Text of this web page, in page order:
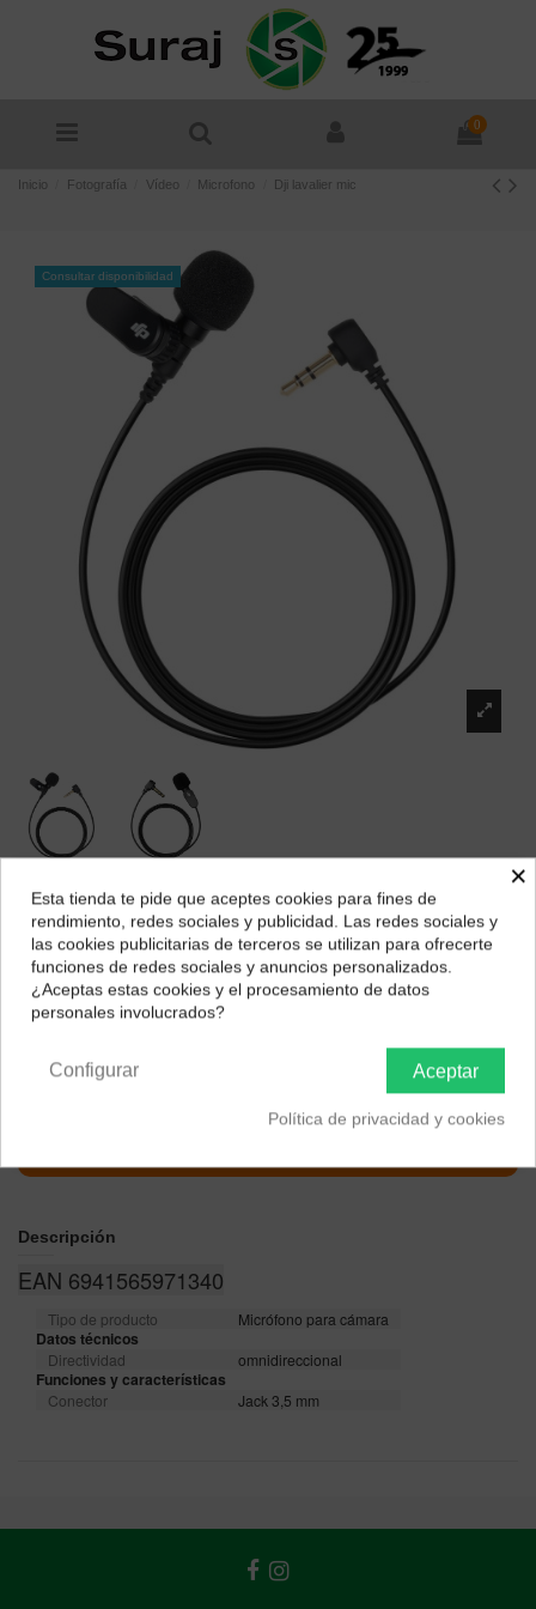
0
Inicio Fotografía Vídeo Microfono Dji lavalier mic
Consultar disponibilidad
Dji lavalier mic
Marca: DJI
38,79 €
Descripción
EAN 6941565971340
Tipo de producto Micrófono para cámara
Datos técnicos
Directividad omnidireccional
Funciones y características
Conector Jack 3,5 mm
¿Dónde deseas recibir tu pedido?
Selecciona tu ubicación para mostrarte los precios e
impuestos correctos para tu región.
×
Esta tienda te pide que aceptes cookies para fines de
rendimiento, redes sociales y publicidad. Las redes sociales y
las cookies publicitarias de terceros se utilizan para ofrecerte
funciones de redes sociales y anuncios personalizados.
¿Aceptas estas cookies y el procesamiento de datos
personales involucrados?
Aceptar
Configurar
Política de privacidad y cookies